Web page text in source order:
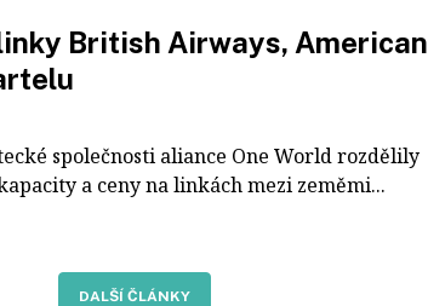
British Airways, American
společnosti aliance One World rozdělily
a ceny na linkách mezi zeměmi...
DALŠÍ ČLÁNKY